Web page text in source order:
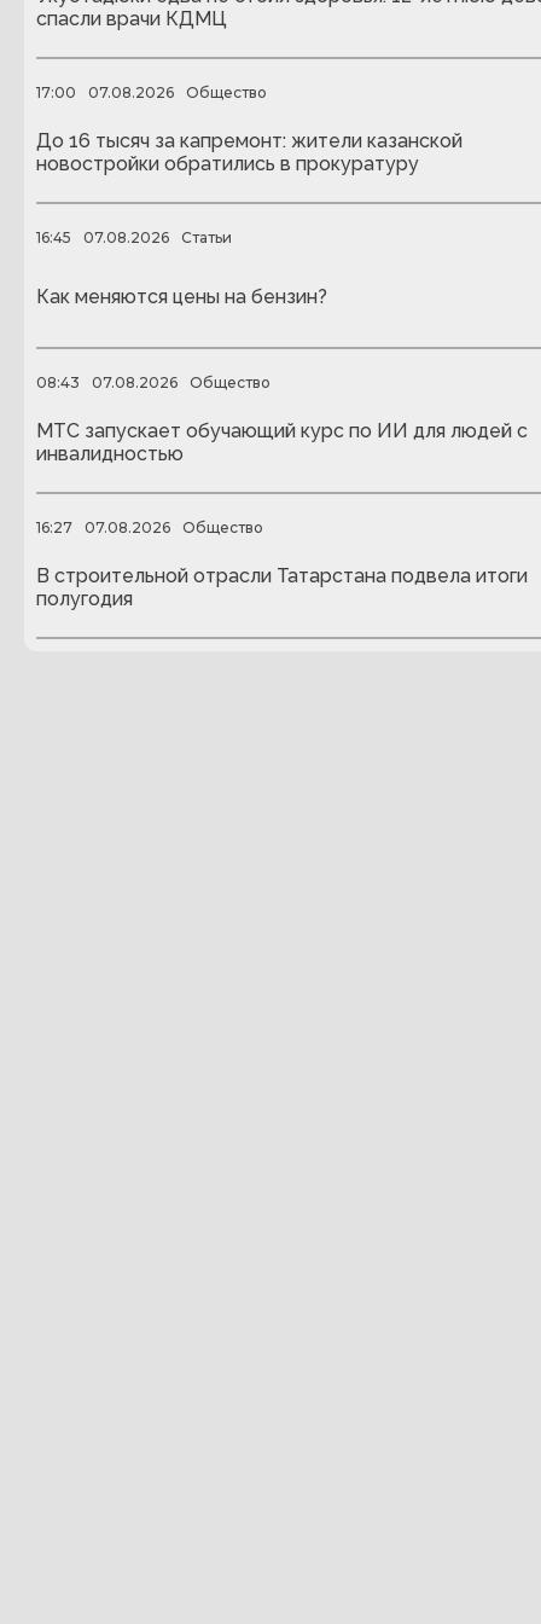
спасли врачи КДМЦ
17:00 07.08.2026 Общество
До 16 тысяч за капремонт: жители казанской
новостройки обратились в прокуратуру
16:45 07.08.2026 Статьи
Как меняются цены на бензин?
08:43 07.08.2026 Общество
МТС запускает обучающий курс по ИИ для людей с
инвалидностью
16:27 07.08.2026 Общество
В строительной отрасли Татарстана подвела итоги
полугодия